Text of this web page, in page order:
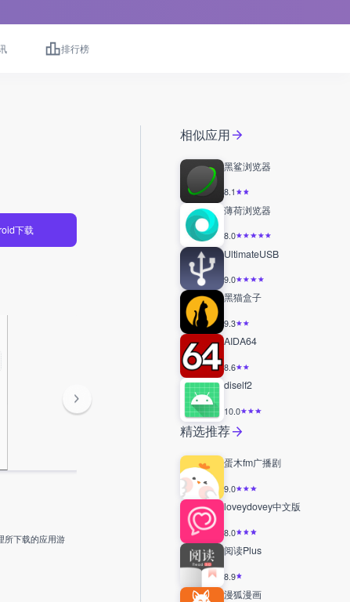
排行榜
下载
所下载的应用游
相似应用
黑鲨浏览器
8.1
薄荷浏览器
8.0
UltimateUSB
9.0
黑猫盒子
9.3
AIDA64
8.6
diself2
10.0
精选推荐
蛋木fm广播剧
9.0
loveydovey中文版
8.0
阅读Plus
8.9
漫狐漫画